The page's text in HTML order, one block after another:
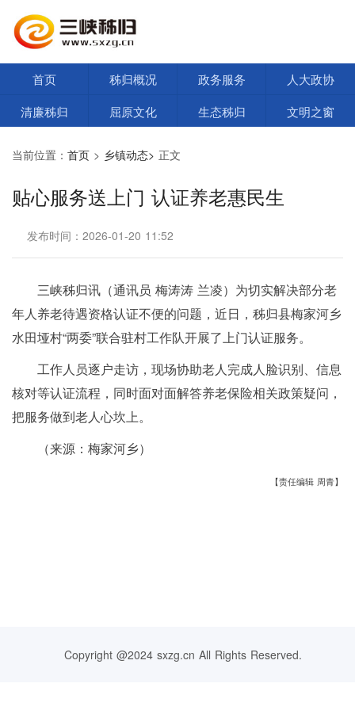
首页 秭归概况 政务服务
人大政协
清廉秭归
屈原文化 生态秭归 文明之窗
当前位置： 首页 > 乡镇动态> 正文
贴心服务送上门 认证养老惠民生
发布时间：2026-01-20 11:52
三峡秭归讯（通讯员 梅涛涛 兰凌）为切实解决部分老
年人养老待遇资格认证不便的问题，近日，秭归县梅家河乡
水田垭村“两委”联合驻村工作队开展了上门认证服务。
工作人员逐户走访，现场协助老人完成人脸识别、信息
核对等认证流程，同时面对面解答养老保险相关政策疑问，
把服务做到老人心坎上。
（来源：梅家河乡）
【责任编辑 周青】
Copyright @2024 sxzg.cn All Rights Reserved.